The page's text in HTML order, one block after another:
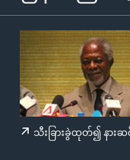
သီးခြားခွဲထုတ်၍ နား